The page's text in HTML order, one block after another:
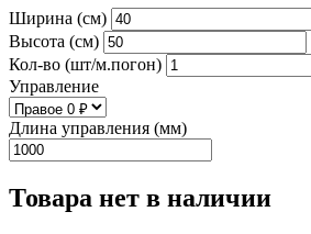
Ширина (см)
Высота (см)
Кол-во (шт/м.погон)
Управление
Длина управления (мм)
Товара нет в наличии